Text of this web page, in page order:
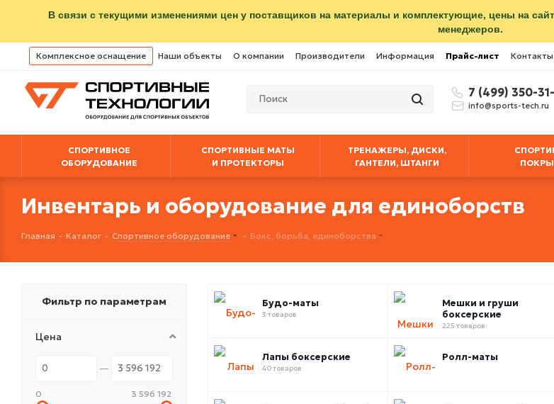
В связи с текущими изменениями цен у поставщиков на материалы и комплектующие, цены на
менеджеров.
Комплексное оснащение Наши объекты О компании Производители Информация Прайс-лист Контакты
7 (499) 350-
info@sports-tech.ru
СПОРТИВНОЕ
ОБОРУДОВАНИЕ
СПОРТИВНЫЕ МАТЫ
И ПРОТЕКТОРЫ
ТРЕНАЖЕРЫ, ДИСКИ,
ГАНТЕЛИ, ШТАНГИ
Инвентарь и оборудование для единоборств
Главная - Каталог - Спортивное оборудование - Бокс, борьба, единоборства
Будо-маты
3 товаров
Мешки и груши
боксерские
225 товаров
Лапы боксерские
40 товаров
Ролл-маты
Фильтр по параметрам
Цена
0 3 596 192